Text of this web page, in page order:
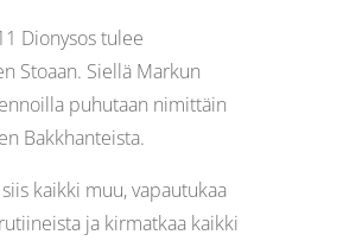
Dionysos tulee
Stoaan. Siellä Markun
puhutaan nimittäin
Bakkhanteista.
kaikki muu, vapautukaa
ja kirmatkaa kaikki